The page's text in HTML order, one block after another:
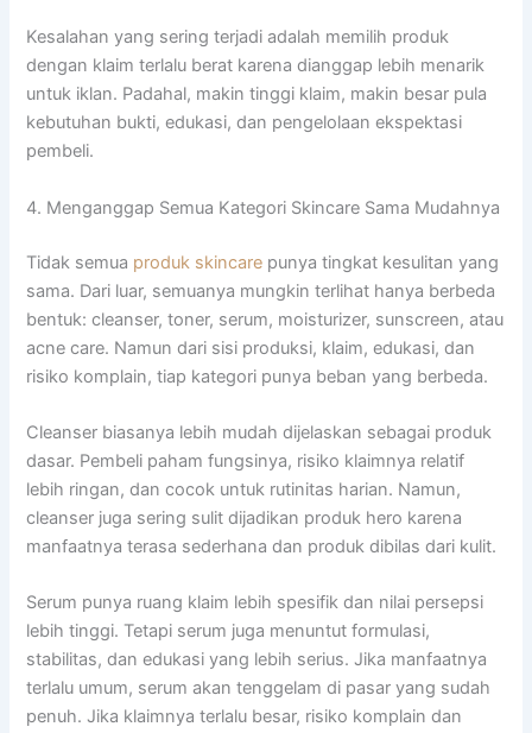
Kesalahan yang sering terjadi adalah memilih produk
dengan klaim terlalu berat karena dianggap lebih menarik
untuk iklan. Padahal, makin tinggi klaim, makin besar pula
kebutuhan bukti, edukasi, dan pengelolaan ekspektasi
pembeli.
4. Menganggap Semua Kategori Skincare Sama Mudahnya
Tidak semua produk skincare punya tingkat kesulitan yang
sama. Dari luar, semuanya mungkin terlihat hanya berbeda
bentuk: cleanser, toner, serum, moisturizer, sunscreen, atau
acne care. Namun dari sisi produksi, klaim, edukasi, dan
risiko komplain, tiap kategori punya beban yang berbeda.
Cleanser biasanya lebih mudah dijelaskan sebagai produk
dasar. Pembeli paham fungsinya, risiko klaimnya relatif
lebih ringan, dan cocok untuk rutinitas harian. Namun,
cleanser juga sering sulit dijadikan produk hero karena
manfaatnya terasa sederhana dan produk dibilas dari kulit.
Serum punya ruang klaim lebih spesifik dan nilai persepsi
lebih tinggi. Tetapi serum juga menuntut formulasi,
stabilitas, dan edukasi yang lebih serius. Jika manfaatnya
terlalu umum, serum akan tenggelam di pasar yang sudah
penuh. Jika klaimnya terlalu besar, risiko komplain dan